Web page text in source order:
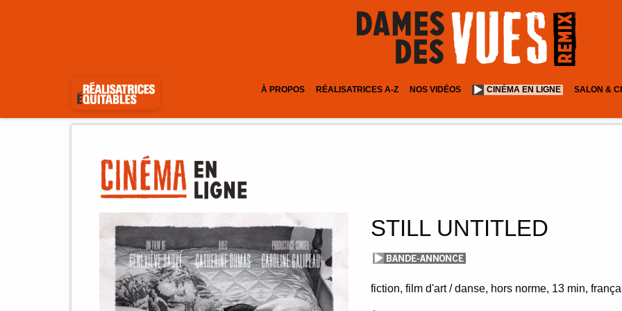
À PROPOS RÉALISATRICES A-Z NOS VIDÉOS CINÉMA EN LIGNE SALON &
STILL UNTITLED
fiction, film d'art / danse hors norme 13 min